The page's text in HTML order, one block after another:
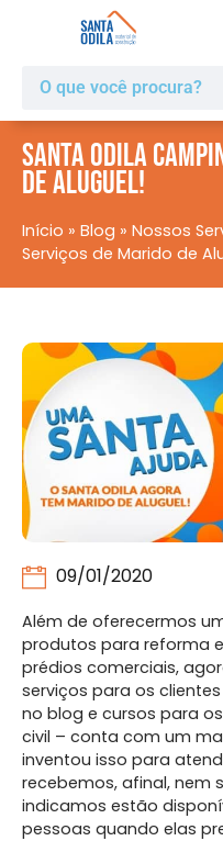
Santa Odila
de Aluguel!
Início » Blog » Nossos
Serviços de Marido de
09/01/2020
Além de oferecermos
produtos para reforma
prédios comerciais,
serviços para os
no blog e cursos para
civil – conta com um
inventou isso para
recebemos, afinal, nem
indicamos estão
pessoas quando elas